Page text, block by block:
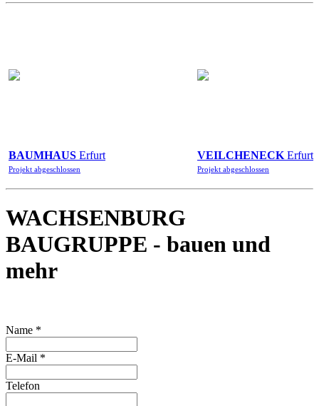
BAUMHAUS Erfurt
Projekt abgeschlossen
VEILCHENECK Erfurt
Projekt abgeschlossen
WACHSENBURG
BAUGRUPPE - bauen und
mehr
Name *
E-Mail *
Telefon